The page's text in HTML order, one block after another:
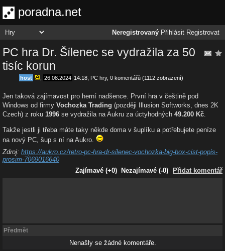
poradna.net
Neregistrovaný Přihlásit Registrovat
PC hra Dr. Šílenec se vydražila za 50
tisíc korun
host 26.08.2024 14:18 PC hry, 0 komentářů (1112 zobrazení)
Jen taková zajímavost pro herní nadšence. První hra v češtině pod
Windows od firmy Vochozka Trading (později Illusion Softworks, dnes 2K
Czech) z roku 1996 se vydražila na Aukru za úctyhodných 49.200 Kč.
Takže jestli ji třeba máte taky někde doma v šuplíku a potřebujete peníze
na nový PC, šup s ní na Aukro.
Zdroj: https://aukro.cz/retro-pc-hra-dr-silenec-vochozka-big-box-cist-popis-
prosim-7069016640
Zajímavé (+0)
Nezajímavé (-0) Přidat komentář
Předmět
Nenašly se žádné komentáře.